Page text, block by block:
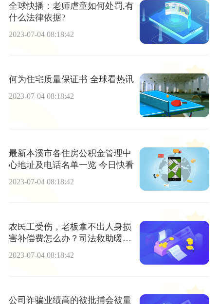
全球快播：老师虐童如何处罚,有
什么法律依据?
2023-07-04 08:18:42
何为住宅质量保证书 全球看热讯
2023-07-04 08:18:42
最新本溪市各住房公积金管理中
心地址及电话名单一览 今日快看
2023-07-04 08:18:42
农民工受伤，老板拿不出人身损
害补偿费怎么办？司法救助暖心
了！|天天报资讯
2023-07-04 08:18:42
公司诈骗业绩高的被批捕会被量